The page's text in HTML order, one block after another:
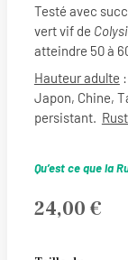
Testé avec
vert vif de
atteindre 50 à
Hauteur adulte
Japon, Chine,
persistant.
Qu’est ce que la
24,00 €